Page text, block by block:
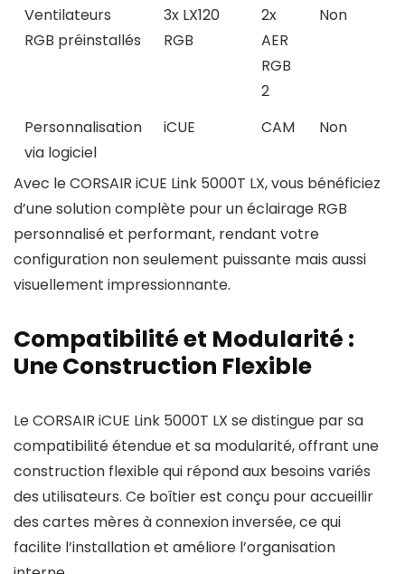
Ventilateurs
RGB préinstallés
3x LX120
RGB
2x
AER
RGB
2
Non
Personnalisation
via logiciel
iCUE CAM Non
Avec le CORSAIR iCUE Link 5000T LX, vous bénéficiez
d’une solution complète pour un éclairage RGB
personnalisé et performant, rendant votre
configuration non seulement puissante mais aussi
visuellement impressionnante.
Compatibilité et Modularité :
Une Construction Flexible
Le CORSAIR iCUE Link 5000T LX se distingue par sa
compatibilité étendue et sa modularité, offrant une
construction flexible qui répond aux besoins variés
des utilisateurs. Ce boîtier est conçu pour accueillir
des cartes mères à connexion inversée, ce qui
facilite l’installation et améliore l’organisation